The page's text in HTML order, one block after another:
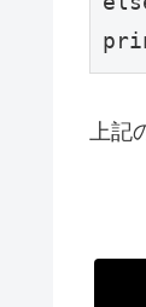
上記